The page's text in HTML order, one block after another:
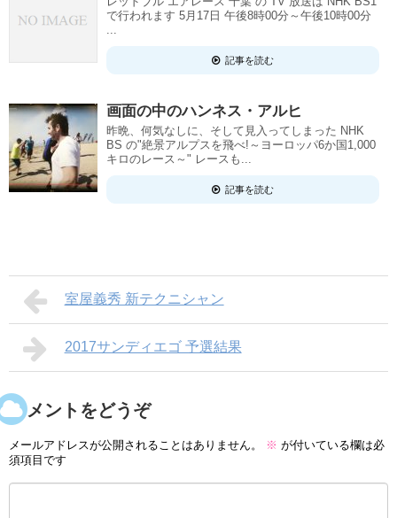
で行われます 5月17日 午後8時00分～午後10時00分
...
記事を読む
画面の中のハンネス・アルヒ
昨晩、何気なしに、そして見入ってしまった NHK
BS の"絶景アルプスを飛べ!～ヨーロッパ6か国1,000
キロのレース～" レースも...
記事を読む
室屋義秀 新テクニシャン
2017サンディエゴ 予選結果
コメントをどうぞ
メールアドレスが公開されることはありません。 ※ が付いている欄は必
須項目です